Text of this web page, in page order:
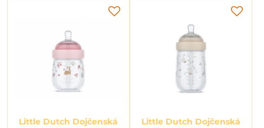
Little Dutch Dojčenská
Little Dutch Dojčenská